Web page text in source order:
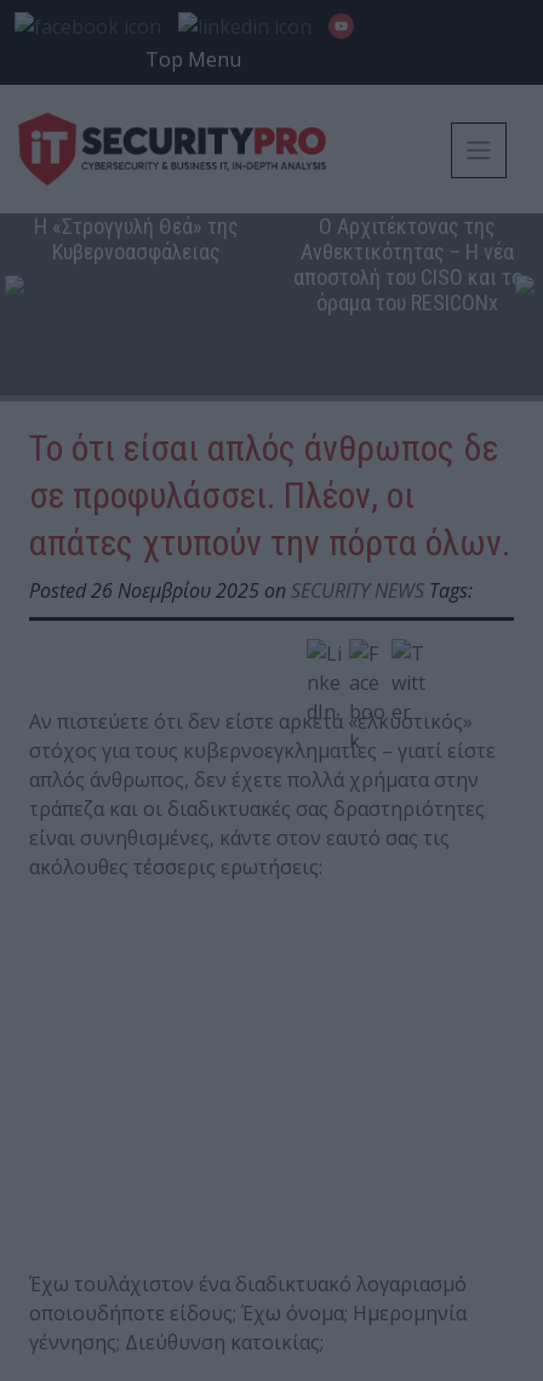
Top Menu
Η «Στρογγυλή Θεά» της
Κυβερνοασφάλειας
Ο Αρχιτέκτονας της
Ανθεκτικότητας – Η νέα
αποστολή του CISO και το
όραμα του RESICONx
Το ότι είσαι απλός άνθρωπος δε
σε προφυλάσσει. Πλέον, οι
απάτες χτυπούν την πόρτα όλων.
Posted 26 Νοεμβρίου 2025 on SECURITY NEWS Tags:
Αν πιστεύετε ότι δεν είστε αρκετά «ελκυστικός»
στόχος για τους κυβερνοεγκληματίες – γιατί είστε
απλός άνθρωπος, δεν έχετε πολλά χρήματα στην
τράπεζα και οι διαδικτυακές σας δραστηριότητες
είναι συνηθισμένες, κάντε στον εαυτό σας τις
ακόλουθες τέσσερις ερωτήσεις:
Έχω τουλάχιστον ένα διαδικτυακό λογαριασμό
οποιουδήποτε είδους; Έχω όνομα; Ημερομηνία
γέννησης; Διεύθυνση κατοικίας;